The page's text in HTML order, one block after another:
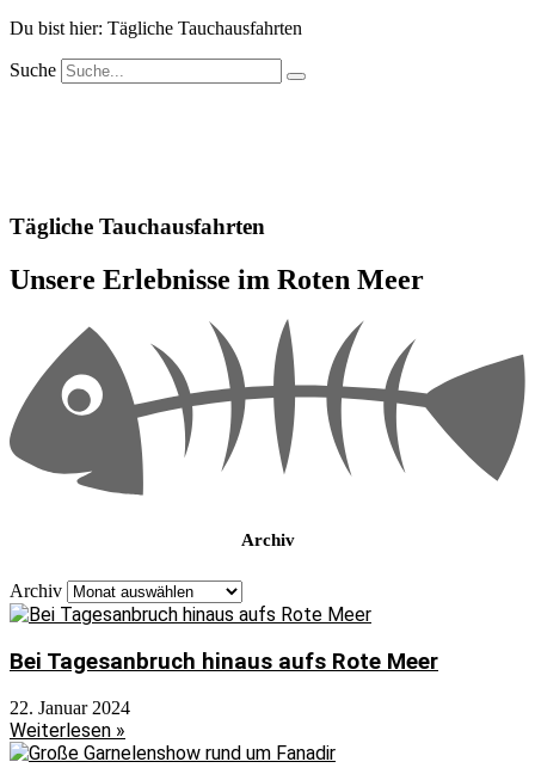
Du bist hier: Tägliche Tauchausfahrten
Suche
Tägliche Tauchausfahrten
Unsere Erlebnisse im Roten Meer
Archiv
Archiv
Bei Tagesanbruch hinaus aufs Rote Meer
22. Januar 2024
Weiterlesen »